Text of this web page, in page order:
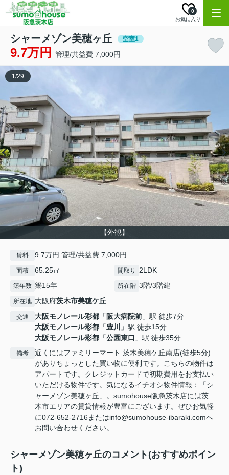
お気に入り
0
シャーメゾン美穂ヶ丘 空室1
9.7万円 管理/共益費 7,000円
【外観】
1/29
賃料 9.7万円 管理/共益費 7,000円
面積 65.25㎡ 間取り 2LDK
築年数 築15年 所在階 3階/3階建
所在地 大阪府茨木市美穂ケ丘
交通 大阪モノレール彩都 「 阪大病院前 」駅 徒歩7分
大阪モノレール彩都 「豊川
」駅 徒歩15分
大阪モノレール彩都 「公園東口 」駅 徒歩35分
備考
近くにはファミリーマート 茨木美穂ケ丘南店(徒歩5分)
がありちょっとした買い物に便利です。こちらの物件は
アパートです。クレジットカードで初期費用をお支払い
いただける物件です。気になるイチオシ物件情報：「シ
ャーメゾン美穂ヶ丘」。sumohouse阪急茨木店には茨
木市エリアの賃貸情報が豊富にございます。ぜひお気軽
に072-652-2716またはinfo@sumohouse-ibaraki.comへ
お問い合わせください。
シャーメゾン美穂ヶ丘のコメント(おすすめポイン
ト)